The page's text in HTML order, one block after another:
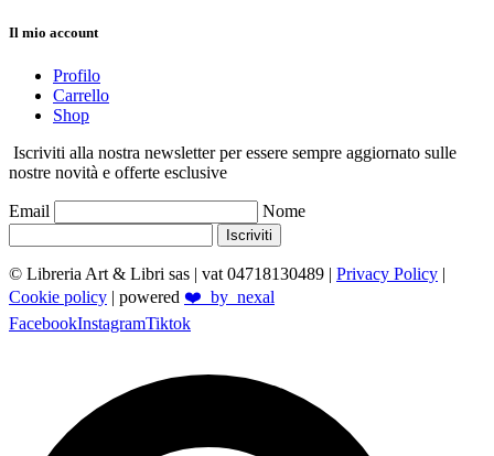
Il mio account
Profilo
Carrello
Shop
Iscriviti alla nostra newsletter per essere sempre aggiornato sulle
nostre novità e offerte esclusive
Email Nome
Iscriviti
© Libreria Art & Libri sas | vat 04718130489 | Privacy Policy |
Cookie policy | powered ❤️_by_nexal
FacebookInstagramTiktok